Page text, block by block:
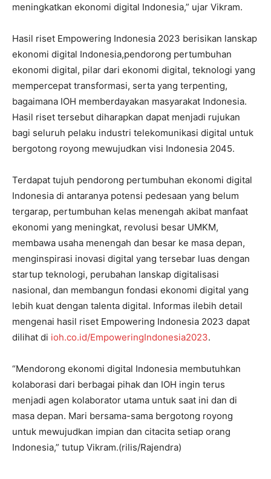
meningkatkan ekonomi digital Indonesia,” ujar Vikram.
Hasil riset Empowering Indonesia 2023 berisikan lanskap
ekonomi digital Indonesia,pendorong pertumbuhan
ekonomi digital, pilar dari ekonomi digital, teknologi yang
mempercepat transformasi, serta yang terpenting,
bagaimana IOH memberdayakan masyarakat Indonesia.
Hasil riset tersebut diharapkan dapat menjadi rujukan
bagi seluruh pelaku industri telekomunikasi digital untuk
bergotong royong mewujudkan visi Indonesia 2045.
Terdapat tujuh pendorong pertumbuhan ekonomi digital
Indonesia di antaranya potensi pedesaan yang belum
tergarap, pertumbuhan kelas menengah akibat manfaat
ekonomi yang meningkat, revolusi besar UMKM,
membawa usaha menengah dan besar ke masa depan,
menginspirasi inovasi digital yang tersebar luas dengan
startup teknologi, perubahan lanskap digitalisasi
nasional, dan membangun fondasi ekonomi digital yang
lebih kuat dengan talenta digital. Informas ilebih detail
mengenai hasil riset Empowering Indonesia 2023 dapat
dilihat di ioh.co.id/EmpoweringIndonesia2023.
“Mendorong ekonomi digital Indonesia membutuhkan
kolaborasi dari berbagai pihak dan IOH ingin terus
menjadi agen kolaborator utama untuk saat ini dan di
masa depan. Mari bersama-sama bergotong royong
untuk mewujudkan impian dan citacita setiap orang
Indonesia,” tutup Vikram.(rilis/Rajendra)